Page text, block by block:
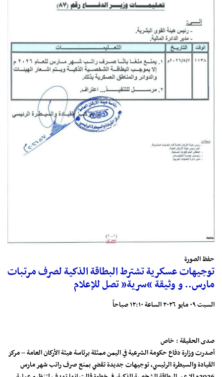
حفظ الصورة
توجيهات عسكرية تشترط البطاقة الذكية لصرف مرتبات
مارس.. و وثيقة “سرية” تصل للإعلام
السبت ٠٩ مايو ٢٠٢٦ الساعة ١٢:١٠ صباحاً
صدى الحقيقة : خاص
أصدرت وزارة دفاع حكومة الشرعية في اليمن ممثلة برئاسة هيئة الأركان العامة – مركز
القيادة والسيطرة الرئيسي، توجيهات جديدة تقضي بمنع صرف راتب شهر مارس